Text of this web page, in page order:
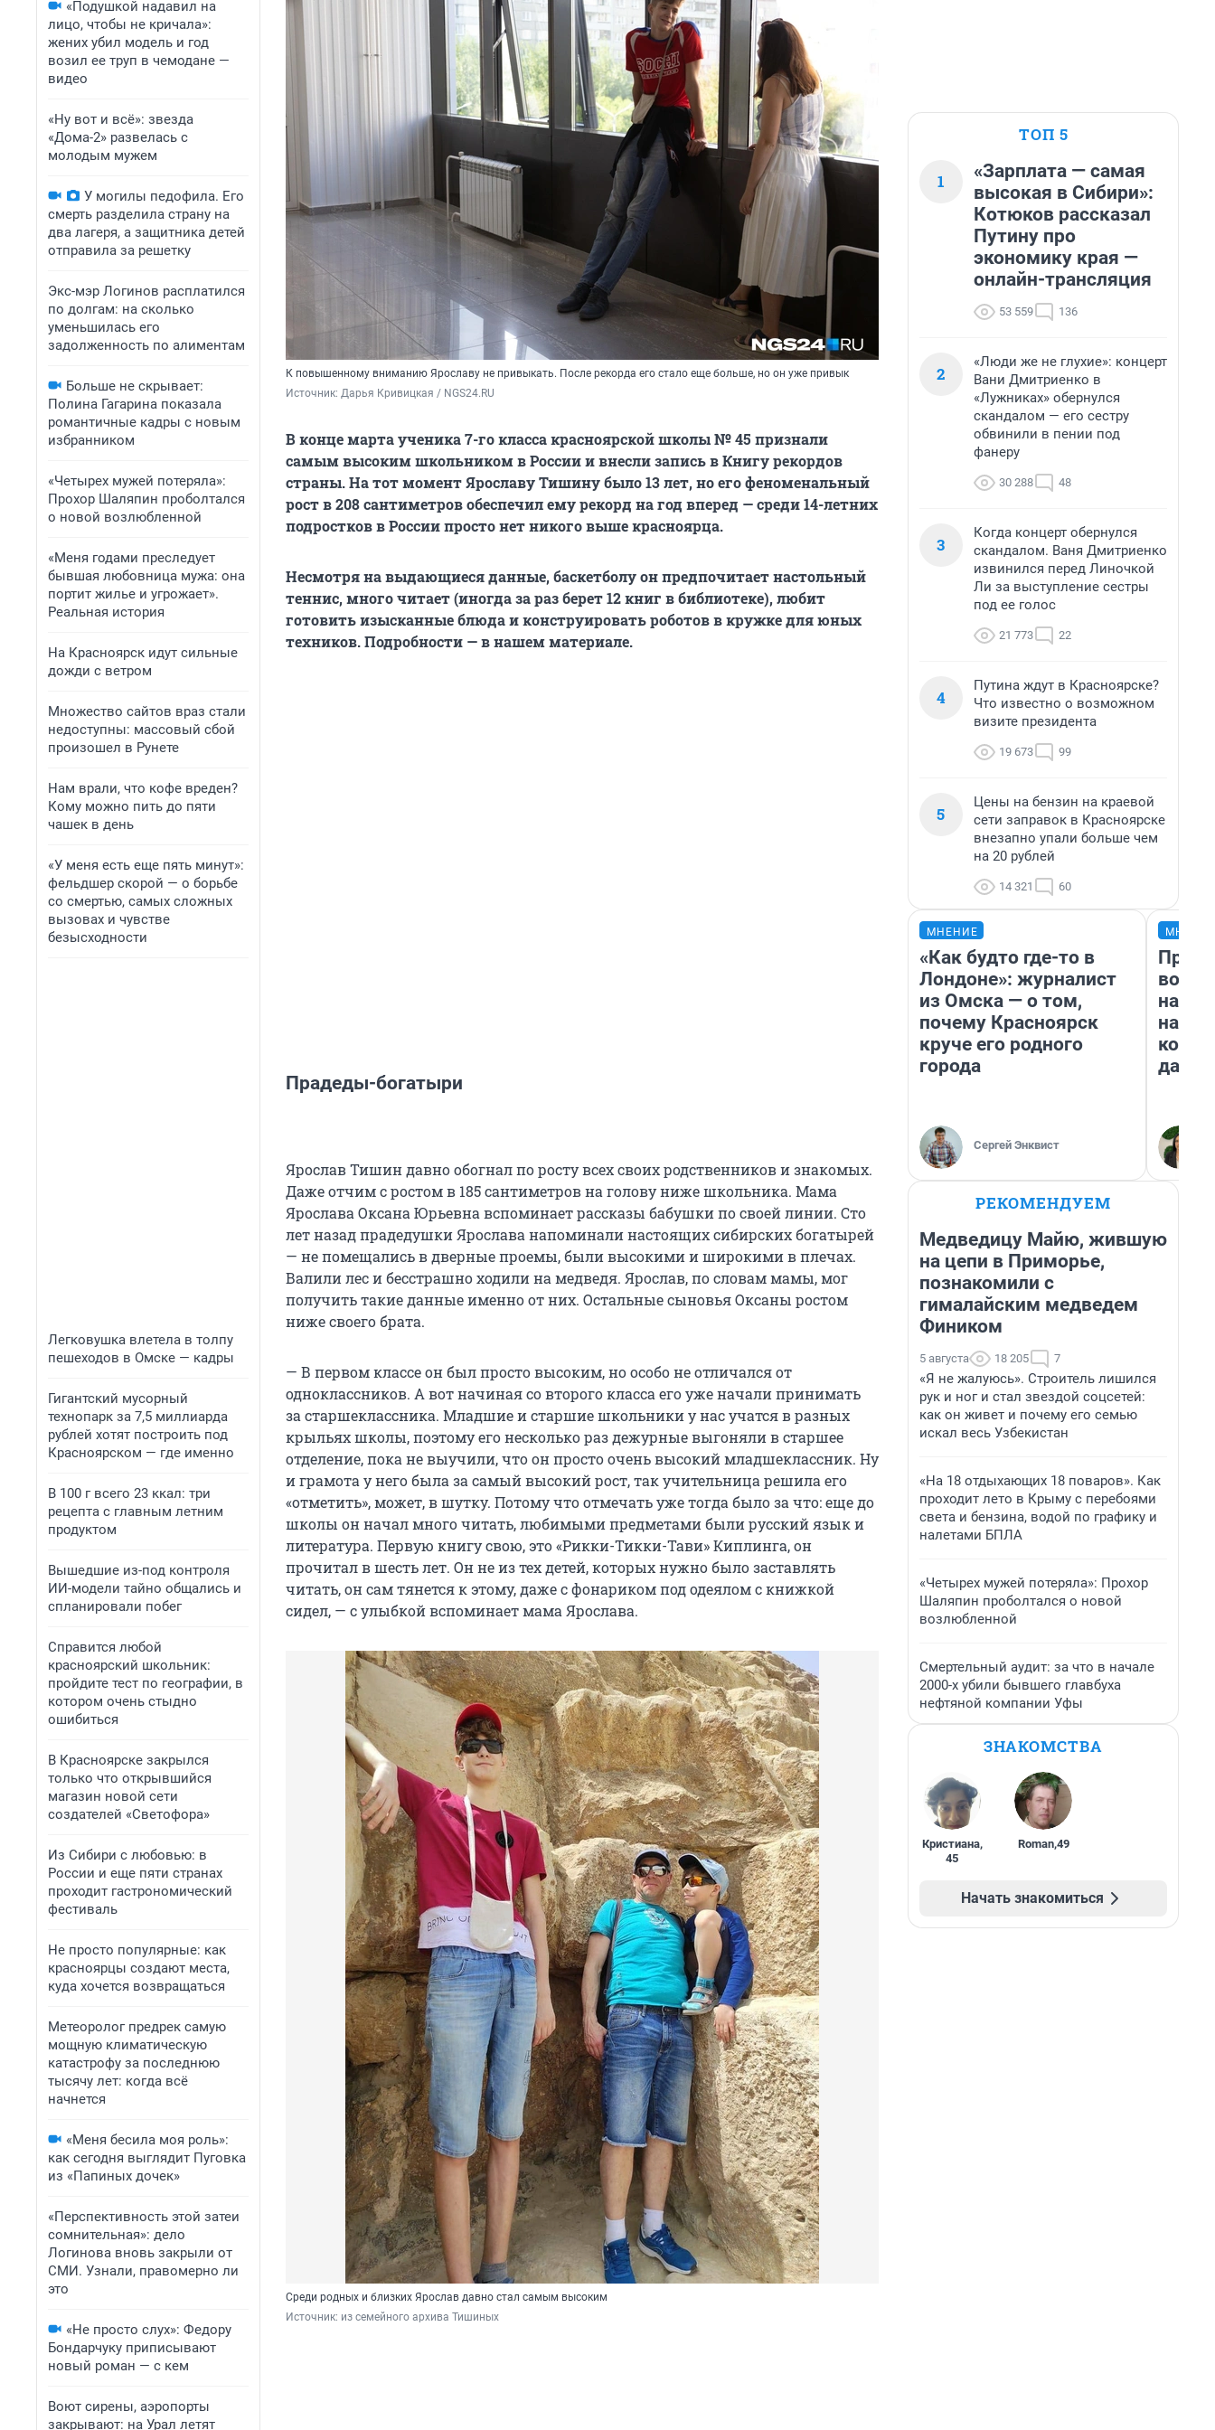
«Подушкой надавил на
лицо, чтобы не кричала»:
жених убил модель и год
возил ее труп в чемодане —
видео
«Ну вот и всё»: звезда
«Дома-2» развелась с
молодым мужем
У могилы педофила. Его
смерть разделила страну на
два лагеря, а защитника детей
отправила за решетку
Экс-мэр Логинов расплатился
по долгам: на сколько
уменьшилась его
задолженность по алиментам
Больше не скрывает:
Полина Гагарина показала
романтичные кадры с новым
избранником
«Четырех мужей потеряла»:
Прохор Шаляпин проболтался
о новой возлюбленной
«Меня годами преследует
бывшая любовница мужа: она
портит жилье и угрожает».
Реальная история
На Красноярск идут сильные
дожди с ветром
Множество сайтов враз стали
недоступны: массовый сбой
произошел в Рунете
Нам врали, что кофе вреден?
Кому можно пить до пяти
чашек в день
«У меня есть еще пять минут»:
фельдшер скорой — о борьбе
со смертью, самых сложных
вызовах и чувстве
безысходности
Легковушка влетела в толпу
пешеходов в Омске — кадры
Гигантский мусорный
технопарк за 7,5 миллиарда
рублей хотят построить под
Красноярском — где именно
В 100 г всего 23 ккал: три
рецепта с главным летним
продуктом
Вышедшие из-под контроля
ИИ-модели тайно общались и
спланировали побег
Справится любой
красноярский школьник:
пройдите тест по географии, в
котором очень стыдно
ошибиться
В Красноярске закрылся
только что открывшийся
магазин новой сети
создателей «Светофора»
Из Сибири с любовью: в
России и еще пяти странах
проходит гастрономический
фестиваль
Не просто популярные: как
красноярцы создают места,
куда хочется возвращаться
Метеоролог предрек самую
мощную климатическую
катастрофу за последнюю
тысячу лет: когда всё
начнется
«Меня бесила моя роль»:
как сегодня выглядит Пуговка
из «Папиных дочек»
«Перспективность этой затеи
сомнительная»: дело
Логинова вновь закрыли от
СМИ. Узнали, правомерно ли
это
«Не просто слух»: Федору
Бондарчуку приписывают
новый роман — с кем
Воют сирены, аэропорты
закрывают: на Урал летят
К повышенному вниманию Ярославу не привыкать. После рекорда его стало еще больше, но он уже привык
Источник: Дарья Кривицкая / NGS24.RU
В конце марта ученика 7-го класса красноярской школы № 45 признали
самым высоким школьником в России и внесли запись в Книгу рекордов
страны. На тот момент Ярославу Тишину было 13 лет, но его феноменальный
рост в 208 сантиметров обеспечил ему рекорд на год вперед — среди 14-летних
подростков в России просто нет никого выше красноярца.
Несмотря на выдающиеся данные, баскетболу он предпочитает настольный
теннис, много читает (иногда за раз берет 12 книг в библиотеке), любит
готовить изысканные блюда и конструировать роботов в кружке для юных
техников. Подробности — в нашем материале.
Прадеды-богатыри
Ярослав Тишин давно обогнал по росту всех своих родственников и знакомых.
Даже отчим с ростом в 185 сантиметров на голову ниже школьника. Мама
Ярослава Оксана Юрьевна вспоминает рассказы бабушки по своей линии. Сто
лет назад прадедушки Ярослава напоминали настоящих сибирских богатырей
— не помещались в дверные проемы, были высокими и широкими в плечах.
Валили лес и бесстрашно ходили на медведя. Ярослав, по словам мамы, мог
получить такие данные именно от них. Остальные сыновья Оксаны ростом
ниже своего брата.
— В первом классе он был просто высоким, но особо не отличался от
одноклассников. А вот начиная со второго класса его уже начали принимать
за старшеклассника. Младшие и старшие школьники у нас учатся в разных
крыльях школы, поэтому его несколько раз дежурные выгоняли в старшее
отделение, пока не выучили, что он просто очень высокий младшеклассник. Ну
и грамота у него была за самый высокий рост, так учительница решила его
«отметить», может, в шутку. Потому что отмечать уже тогда было за что: еще до
школы он начал много читать, любимыми предметами были русский язык и
литература. Первую книгу свою, это «Рикки-Тикки-Тави» Киплинга, он
прочитал в шесть лет. Он не из тех детей, которых нужно было заставлять
читать, он сам тянется к этому, даже с фонариком под одеялом с книжкой
сидел, — с улыбкой вспоминает мама Ярослава.
Среди родных и близких Ярослав давно стал самым высоким
Источник: из семейного архива Тишиных
ТОП 5
1
«Зарплата — самая
высокая в Сибири»:
Котюков рассказал
Путину про
экономику края —
онлайн-трансляция
53 559 136
2
«Люди же не глухие»: концерт
Вани Дмитриенко в
«Лужниках» обернулся
скандалом — его сестру
обвинили в пении под
фанеру
30 288 48
3
Когда концерт обернулся
скандалом. Ваня Дмитриенко
извинился перед Линочкой
Ли за выступление сестры
под ее голос
21 773 22
4
Путина ждут в Красноярске?
Что известно о возможном
визите президента
19 673 99
5
Цены на бензин на краевой
сети заправок в Красноярске
внезапно упали больше чем
на 20 рублей
14 321 60
МНЕНИЕ
«Как будто где-то в
Лондоне»: журналист
из Омска — о том,
почему Красноярск
круче его родного
города
Сергей Энквист
нам
даже
РЕКОМЕНДУЕМ
Медведицу Майю, жившую
на цепи в Приморье,
познакомили с
гималайским медведем
Фиником
5 августа 18 205 7
«Я не жалуюсь». Строитель лишился
рук и ног и стал звездой соцсетей:
как он живет и почему его семью
искал весь Узбекистан
«На 18 отдыхающих 18 поваров». Как
проходит лето в Крыму с перебоями
света и бензина, водой по графику и
налетами БПЛА
«Четырех мужей потеряла»: Прохор
Шаляпин проболтался о новой
возлюбленной
Смертельный аудит: за что в начале
2000-х убили бывшего главбуха
нефтяной компании Уфы
ЗНАКОМСТВА
Кристиана,
45
Roman,49
Начать знакомиться